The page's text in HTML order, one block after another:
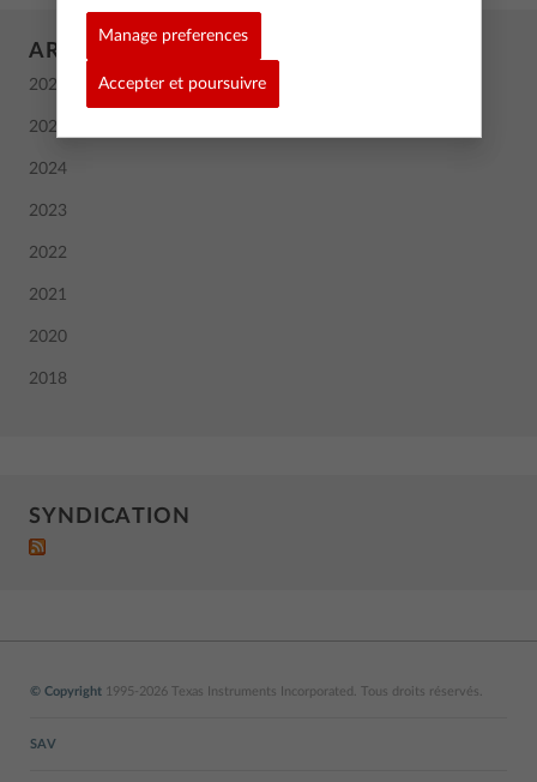
ARCHIVE
2026
2025
2024
2023
2022
2021
2020
2018
SYNDICATION
Manage preferences
Accepter et poursuivre
© Copyright 1995-2026 Texas Instruments Incorporated. Tous droits réservés.
SAV